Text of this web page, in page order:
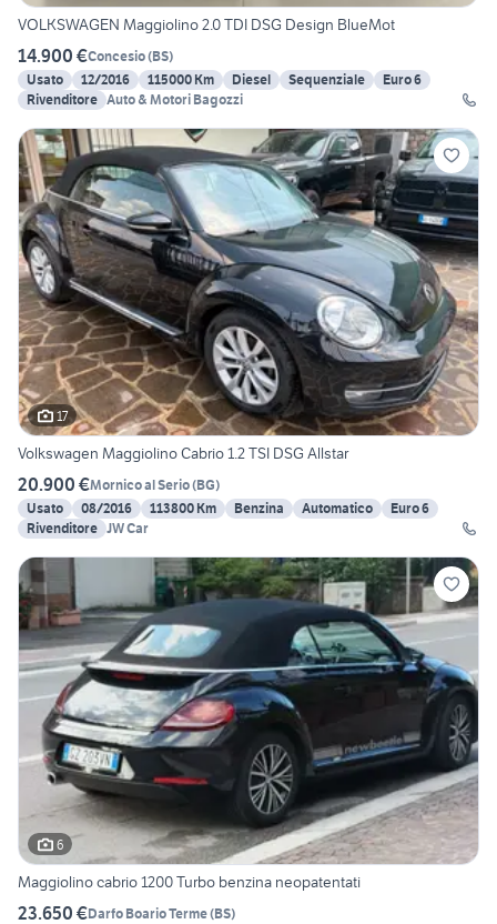
VOLKSWAGEN Maggiolino 2.0 TDI DSG Design BlueMot
14.900 €Concesio(BS)
Usato
12/2016 115000 Km Diesel Sequenziale
Euro 6
Rivenditore Auto & Motori Bagozzi
17
Volkswagen Maggiolino Cabrio 1.2 TSI DSG Allstar
20.900 €Mornico al Serio(BG)
Usato
08/2016 113800 Km Benzina Automatico
Euro 6
Rivenditore JW Car
6
Maggiolino cabrio 1200 Turbo benzina neopatentati
23.650 €Darfo Boario Terme(BS)